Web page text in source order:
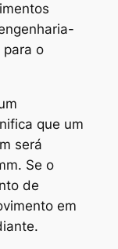
o
que um
será
Se o
de
em